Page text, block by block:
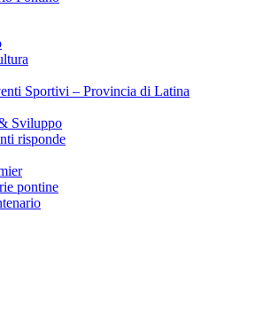
Sportivi – Provincia di Latina
Sviluppo
risponde
pontine